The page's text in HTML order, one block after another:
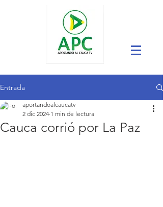
Entrada
Cauca corrió por La Paz
aportandoalcaucatv
2 dic 2024 1 min de lectura